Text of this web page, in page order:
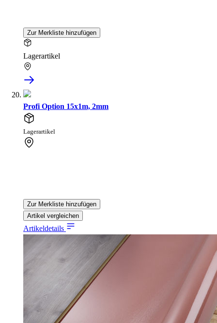
Zur Merkliste hinzufügen
Lagerartikel
Profi Option 15x1m, 2mm
Lagerartikel
Zur Merkliste hinzufügen
Artikel vergleichen
Artikeldetails